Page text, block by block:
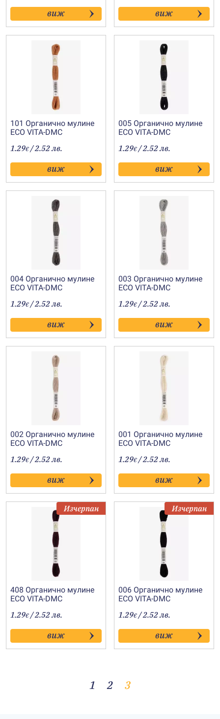
виж виж
101 Органично мулине
ECO VITA-DMC
1.29€ / 2.52 лв.
виж
005 Органично мулине
ECO VITA-DMC
1.29€ / 2.52 лв.
виж
004 Органично мулине
ECO VITA-DMC
1.29€ / 2.52 лв.
виж
003 Органично мулине
ECO VITA-DMC
1.29€ / 2.52 лв.
виж
002 Органично мулине
ECO VITA-DMC
1.29€ / 2.52 лв.
виж
001 Органично мулине
ECO VITA-DMC
1.29€ / 2.52 лв.
виж
Изчерпан
408 Органично мулине
ECO VITA-DMC
1.29€ / 2.52 лв.
виж
Изчерпан
006 Органично мулине
ECO VITA-DMC
1.29€ / 2.52 лв.
виж
1 2 3